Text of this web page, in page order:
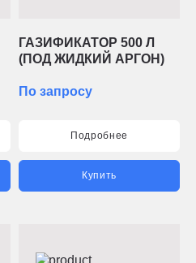
ГАЗИФИКАТОР 500 Л
(ПОД ЖИДКИЙ АРГОН)
По запросу
Подробнее
Купить